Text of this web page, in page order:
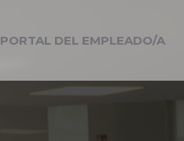
PORTAL DEL EMPLEADO/A